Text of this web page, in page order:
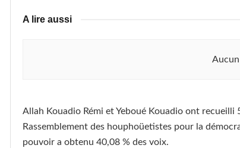
A lire aussi
Allah Kouadio Rémi et Yeboué Kouadio ont recueilli
Rassemblement des houphoüetistes pour la
pouvoir a obtenu 40,08 % des voix.